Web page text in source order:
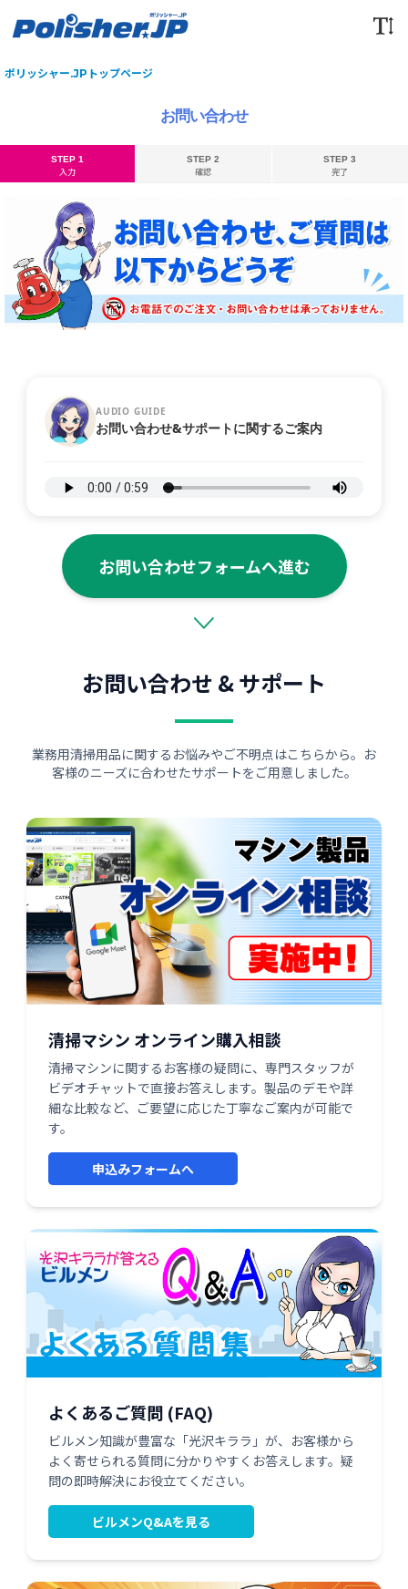
ポリッシャー.JPトップページ
お問い合わせ
STEP 1
入力
STEP 2
確認
STEP 3
完了
AUDIO GUIDE
お問い合わせ&サポートに関するご案内
お問い合わせフォームへ進む
お問い合わせ & サポート
業務用清掃用品に関するお悩みやご不明点はこちらから。お
客様のニーズに合わせたサポートをご用意しました。
清掃マシン オンライン購入相談
清掃マシンに関するお客様の疑問に、専門スタッフが
ビデオチャットで直接お答えします。製品のデモや詳
細な比較など、ご要望に応じた丁寧なご案内が可能で
す。
申込みフォームへ
よくあるご質問 (FAQ)
ビルメン知識が豊富な「光沢キララ」が、お客様から
よく寄せられる質問に分かりやすくお答えします。疑
問の即時解決にお役立てください。
ビルメンQ&Aを見る